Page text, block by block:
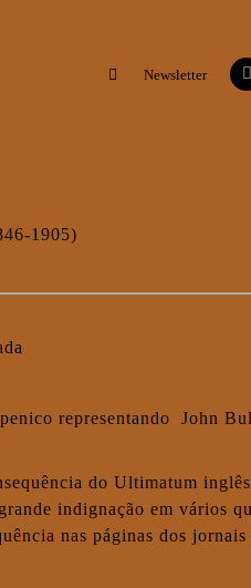
Newsletter
1905)
representando John
do Ultimatum
indignação em vários
nas páginas dos